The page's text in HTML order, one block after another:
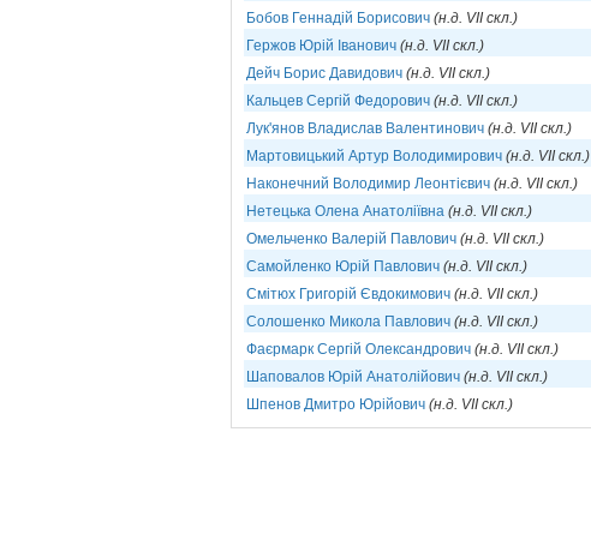
Бобов Геннадій Борисович (н.д. VII скл.)
Гержов Юрій Іванович (н.д. VII скл.)
Дейч Борис Давидович (н.д. VII скл.)
Кальцев Сергій Федорович (н.д. VII скл.)
Лук'янов Владислав Валентинович (н.д. VII скл.)
Мартовицький Артур Володимирович (н.д. VII скл.)
Наконечний Володимир Леонтієвич (н.д. VII скл.)
Нетецька Олена Анатоліївна (н.д. VII скл.)
Омельченко Валерій Павлович (н.д. VII скл.)
Самойленко Юрій Павлович (н.д. VII скл.)
Смітюх Григорій Євдокимович (н.д. VII скл.)
Солошенко Микола Павлович (н.д. VII скл.)
Фаєрмарк Сергій Олександрович (н.д. VII скл.)
Шаповалов Юрій Анатолійович (н.д. VII скл.)
Шпенов Дмитро Юрійович (н.д. VII скл.)